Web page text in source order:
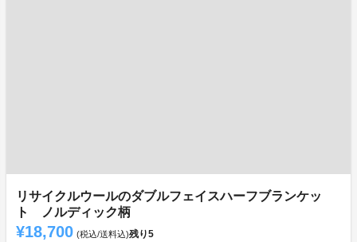
リサイクルウールのダブルフェイスハーフブランケッ
ト ノルディック柄
¥18,700 (税込/送料込)残り5